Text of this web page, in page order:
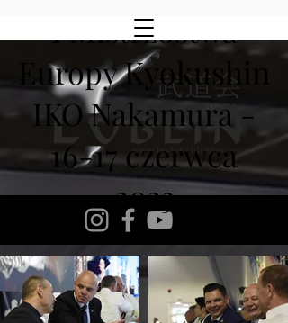
I Mistrzostwa
Europy Kyokushin
IKO Nakamura -
16-17 czerwca
2023